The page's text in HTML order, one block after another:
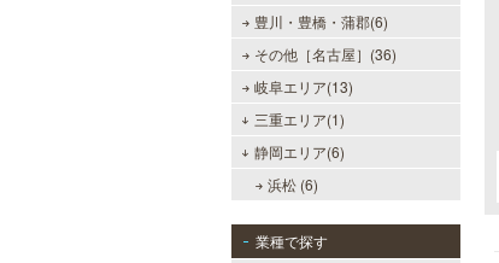
豊川・豊橋・蒲郡(6)
その他［名古屋］(36)
岐阜エリア(13)
三重エリア(1)
静岡エリア(6)
浜松 (6)
業種で探す